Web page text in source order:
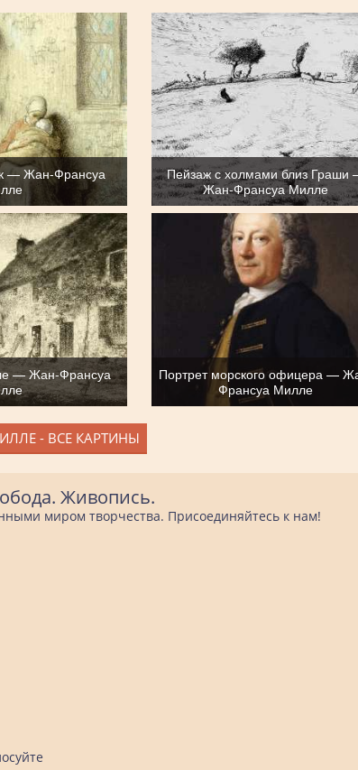
— Жан-Франсуа
Пейзаж с холмами близ Граши
Жан-Франсуа Милле
— Жан-Франсуа
Портрет морского офицера —
Франсуа Милле
- ВСЕ КАРТИНЫ
Живопись.
миром творчества. Присоединяйтесь к нам!